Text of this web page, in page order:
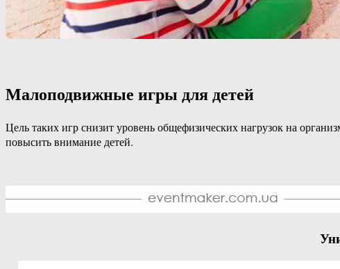
Малоподвижные игры для детей
Цель таких игр снизит уровень общефизических нагрузок на
повысить внимание детей.